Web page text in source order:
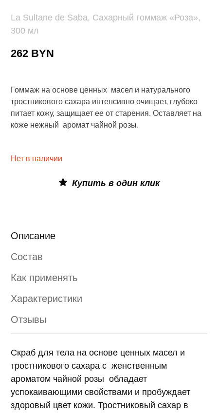
La Sultane de Saba, Сахарный гоммаж «Роза»,
300 мл
262 BYN
Гоммаж на основе ценных масел и натурального
тростникового сахара интенсивно очищает, глубоко
питает кожу, защищает ее от старения. Оставляет на
коже нежный аромат чайной розы.
Нет в наличии
Купить в один клик
Описание
Состав
Как применять
Характеристики
Отзывы
Скраб для тела на основе ценных масел и
тростникового сахара с женственным
ароматом чайной розы обладает
успокаивающими свойствами и пробуждает
здоровый цвет кожи. Тростниковый сахар в